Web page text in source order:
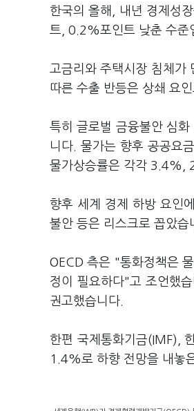
한국의 올해, 내년 경제성
트, 0.2%포인트 낮춘 수준
고금리와 주택시장 침체가
따른 수출 반등은 상쇄 요
특히 글로벌 금융불안 심
니다. 물가는 향후 공공요
물가상승률은 각각 3.4%,
향후 세계 경제 하방 요인
불안 등은 리스크로 꼽았습
OECD 측은 "통화정책은
정이 필요하다"고 조언했
권고했습니다.
한편 국제통화기금(IMF),
1.4%로 하향 전망을 내놓